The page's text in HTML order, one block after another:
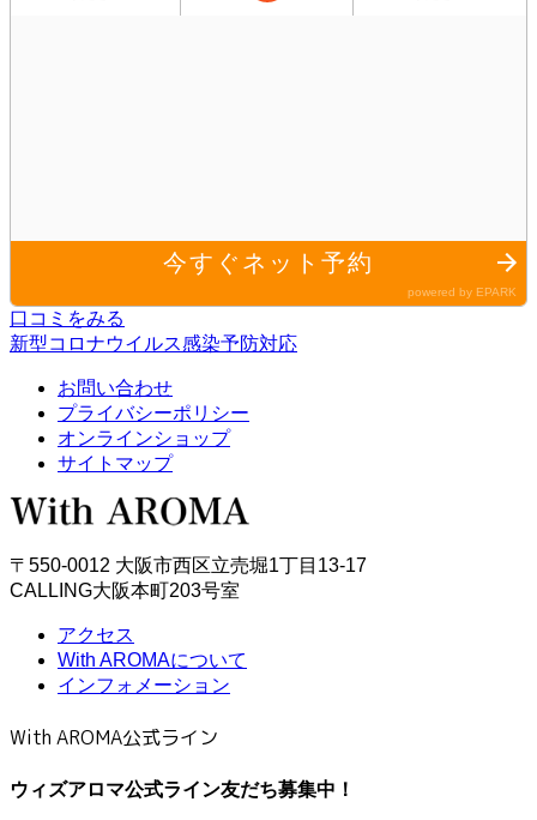
口コミをみる
新型コロナウイルス感染予防対応
お問い合わせ
プライバシーポリシー
オンラインショップ
サイトマップ
〒550-0012 大阪市西区立売堀1丁目13-17
CALLING大阪本町203号室
アクセス
With AROMAについて
インフォメーション
With AROMA公式ライン
ウィズアロマ公式ライン友だち募集中！